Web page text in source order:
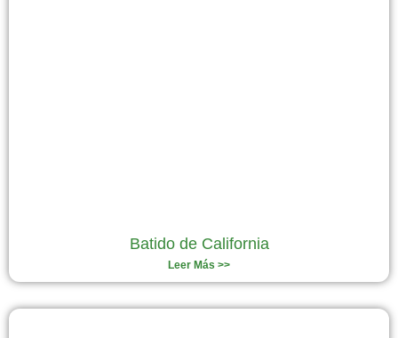
Batido de California
Leer Más >>